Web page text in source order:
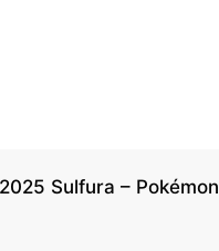
Sulfura – Pokémon